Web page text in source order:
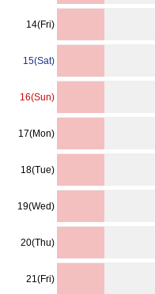
14(Fri)
15(Sat)
16(Sun)
17(Mon)
18(Tue)
19(Wed)
20(Thu)
21(Fri)